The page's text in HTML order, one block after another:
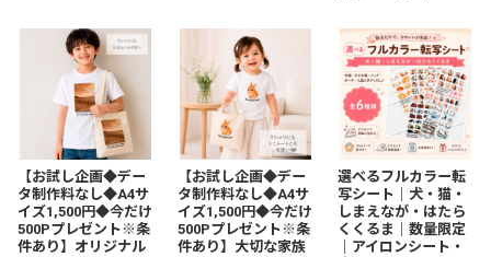
【お試し企画◆デー
タ制作料なし◆A4サ
イズ1,500円◆今だけ
500Pプレゼント※条
件あり】オリジナル
【お試し企画◆デー
タ制作料なし◆A4サ
イズ1,500円◆今だけ
500Pプレゼント※条
件あり】大切な家族
選べるフルカラー転
写シート｜犬・猫・
しまえなが・はたら
くくるま｜数量限定
｜アイロンシート・